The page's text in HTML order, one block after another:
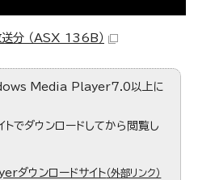
分 （ASX 136B）
Media Player7.0以上に
でダウンロードしてから閲覧し
ウンロードサイト（外部リンク）